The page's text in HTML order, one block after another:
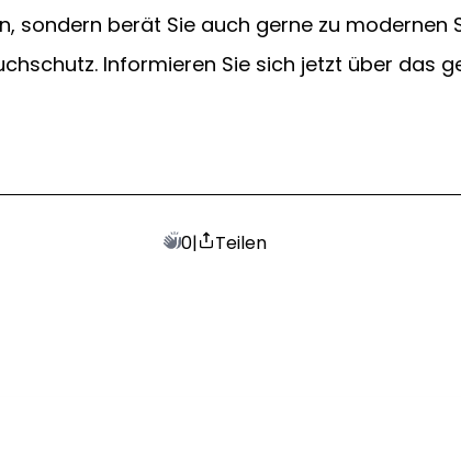
sondern berät Sie auch gerne zu modernen
Informieren Sie sich jetzt über das
0| Teilen